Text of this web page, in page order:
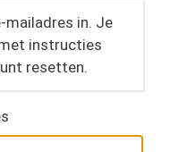
mailadres in. Je
instructies
resetten.